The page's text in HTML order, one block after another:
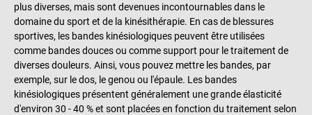
plus diverses, mais sont devenues incontournables dans le
domaine du sport et de la kinésithérapie. En cas de blessures
sportives, les bandes kinésiologiques peuvent être utilisées
comme bandes douces ou comme support pour le traitement de
diverses douleurs. Ainsi, vous pouvez mettre les bandes, par
exemple, sur le dos, le genou ou l'épaule. Les bandes
kinésiologiques présentent généralement une grande élasticité
d'environ 30 - 40 % et sont placées en fonction du traitement selon